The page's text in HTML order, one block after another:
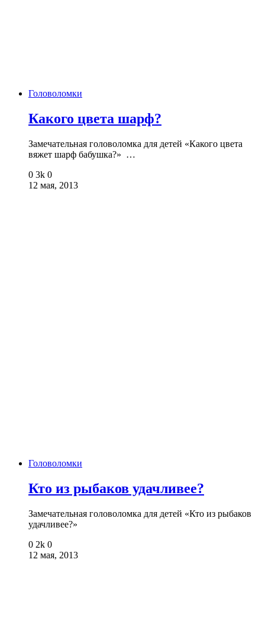
Головоломки
Какого цвета шарф?
Замечательная головоломка для детей «Какого цвета
вяжет шарф бабушка?» …
0 3k 0
12 мая, 2013
Головоломки
Кто из рыбаков удачливее?
Замечательная головоломка для детей «Кто из рыбаков
удачливее?»
0 2k 0
12 мая, 2013